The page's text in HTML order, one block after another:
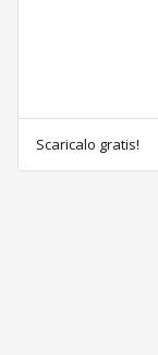
Scaricalo gratis!